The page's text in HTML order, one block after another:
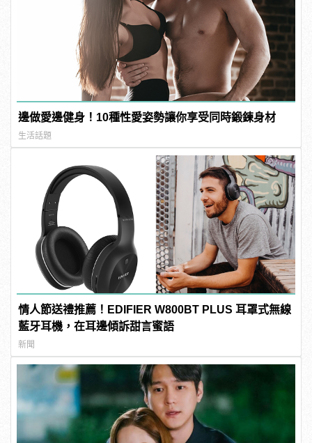
邊做愛邊健身！10種性愛姿勢讓你享受同時鍛鍊身材
生活話題
情人節送禮推薦！EDIFIER W800BT PLUS 耳罩式無線
藍牙耳機，在耳邊傾訴甜言蜜語
新聞